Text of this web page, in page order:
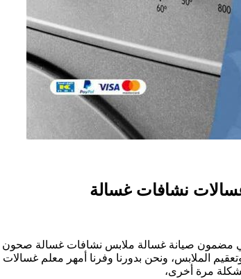
صيانة غسالة ملابس نشافات غسالة صحون
الملابس، ونحن بدورنا وفرنا أمهر معلم
مرة أخرى،